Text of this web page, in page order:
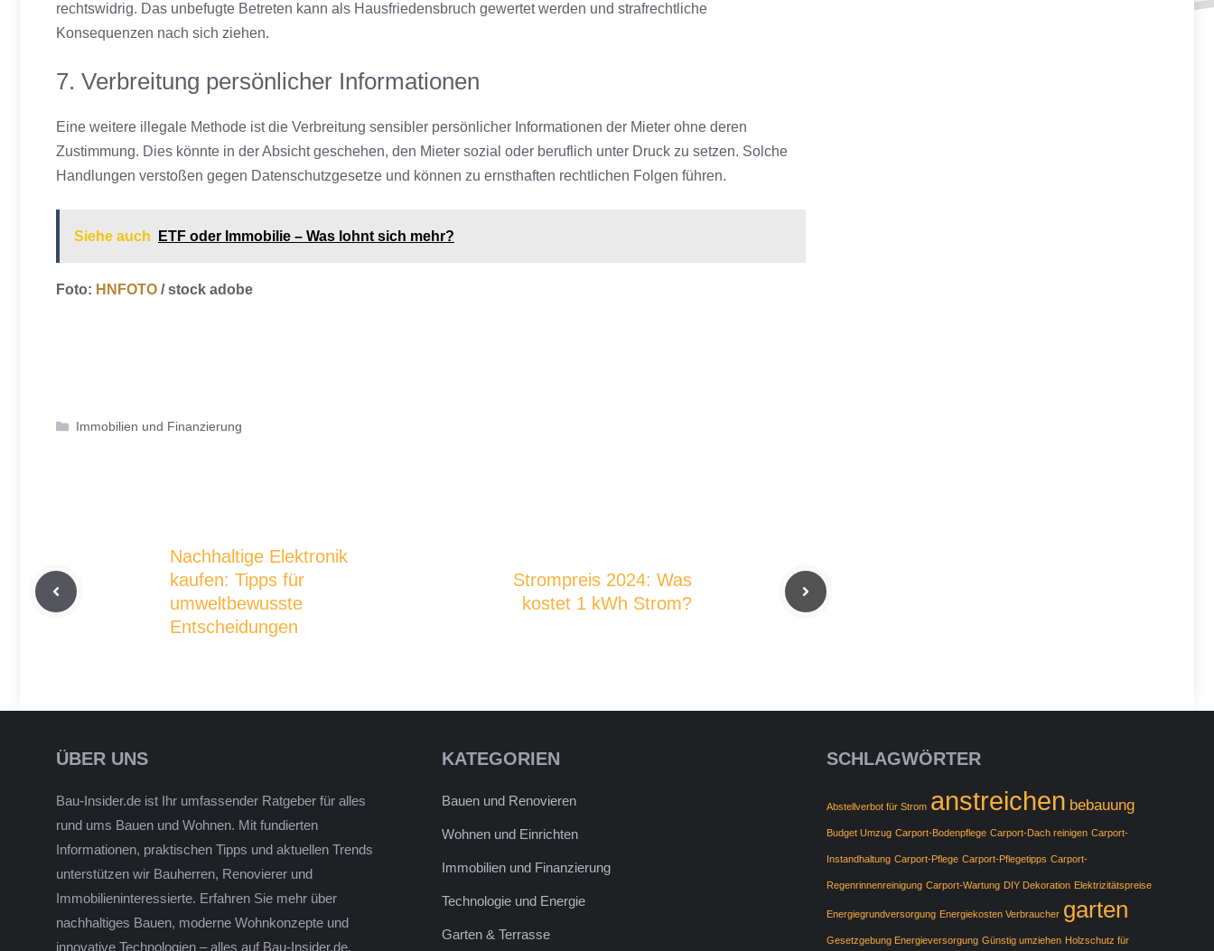
rechtswidrig. Das unbefugte Betreten kann als Hausfriedensbruch gewertet werden und strafrechtliche
Konsequenzen nach sich ziehen.
7. Verbreitung persönlicher Informationen
Eine weitere illegale Methode ist die Verbreitung sensibler persönlicher Informationen der Mieter ohne deren
Zustimmung. Dies könnte in der Absicht geschehen, den Mieter sozial oder beruflich unter Druck zu setzen. Solche
Handlungen verstoßen gegen Datenschutzgesetze und können zu ernsthaften rechtlichen Folgen führen.
Siehe auch ETF oder Immobilie – Was lohnt sich mehr?
Foto: HNFOTO / stock adobe
Kategorien
Immobilien und Finanzierung
Nachhaltige Elektronik
kaufen: Tipps für
umweltbewusste
Entscheidungen
Strompreis 2024: Was
kostet 1 kWh Strom?
ÜBER UNS
Bau-Insider.de ist Ihr umfassender Ratgeber für alles
rund ums Bauen und Wohnen. Mit fundierten
Informationen, praktischen Tipps und aktuellen Trends
unterstützen wir Bauherren, Renovierer und
Immobilieninteressierte. Erfahren Sie mehr über
nachhaltiges Bauen, moderne Wohnkonzepte und
innovative Technologien – alles auf Bau-Insider.de.
KATEGORIEN
Bauen und Renovieren
Wohnen und Einrichten
Immobilien und Finanzierung
Technologie und Energie
Garten & Terrasse
SCHLAGWÖRTER
Abstellverbot für Strom anstreichen bebauung
Budget Umzug Carport-Bodenpflege Carport-Dach reinigen Carport-
Instandhaltung Carport-Pflege Carport-Pflegetipps Carport-
Regenrinnenreinigung Carport-Wartung DIY Dekoration Elektrizitätspreise
Energiegrundversorgung Energiekosten Verbraucher garten
Gesetzgebung Energieversorgung Günstig umziehen Holzschutz für